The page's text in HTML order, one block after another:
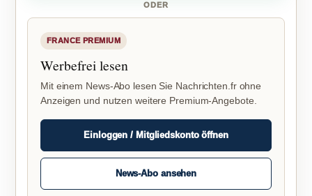
ODER
FRANCE PREMIUM
Werbefrei lesen
Mit einem News-Abo lesen Sie Nachrichten.fr ohne
Anzeigen und nutzen weitere Premium-Angebote.
Einloggen / Mitgliedskonto öffnen
News-Abo ansehen